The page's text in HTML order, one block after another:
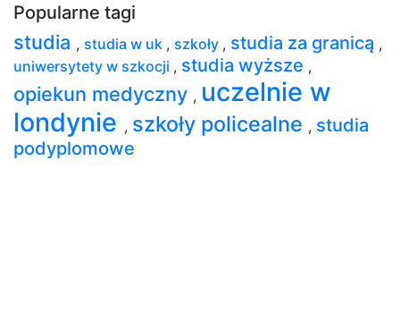
Popularne tagi
studia , studia w uk , szkoły , studia za granicą ,
uniwersytety w szkocji , studia wyższe ,
opiekun medyczny , uczelnie w
londynie , szkoły policealne , studia
podyplomowe